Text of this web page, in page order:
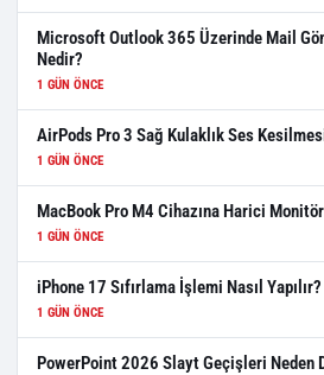
Microsoft Outlook 365 Üzerinde Mail
Nedir?
1 GÜN ÖNCE
AirPods Pro 3 Sağ Kulaklık Ses
1 GÜN ÖNCE
MacBook Pro M4 Cihazına Harici
1 GÜN ÖNCE
iPhone 17 Sıfırlama İşlemi Nasıl Yapılır?
1 GÜN ÖNCE
PowerPoint 2026 Slayt Geçişleri Neden